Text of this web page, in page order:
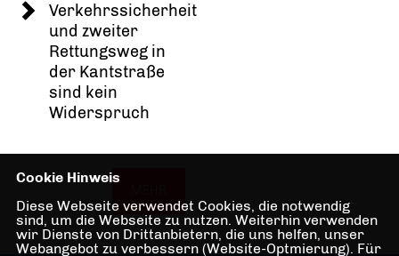
Verkehrssicherheit
und zweiter
Rettungsweg in
der Kantstraße
sind kein
Widerspruch
Cookie Hinweis
Diese Webseite verwendet Cookies, die notwendig
sind, um die Webseite zu nutzen. Weiterhin verwenden
wir Dienste von Drittanbietern, die uns helfen, unser
Webangebot zu verbessern (Website-Optmierung). Für